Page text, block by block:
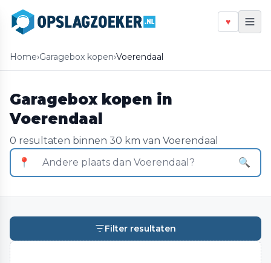
♥
Home›Garagebox kopen›Voerendaal
Garagebox kopen in
Voerendaal
0 resultaten binnen 30 km van Voerendaal
📍
🔍
Filter resultaten